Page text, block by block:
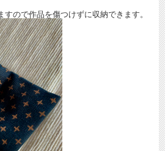
ので作品を傷つけずに収納できます。